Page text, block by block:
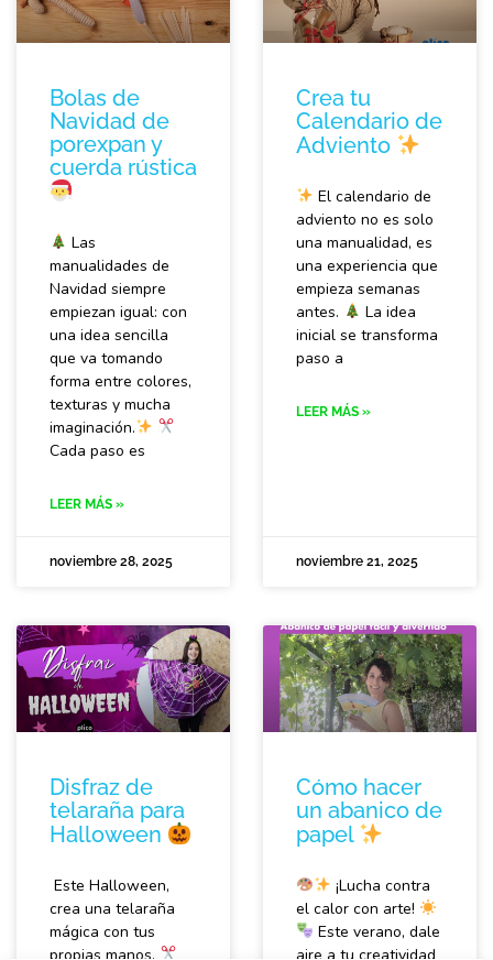
Bolas de
Navidad de
porexpan y
cuerda rústica
Las
manualidades de
Navidad siempre
empiezan igual: con
una idea sencilla
que va tomando
forma entre colores,
texturas y mucha
imaginación.
Cada paso es
LEER MÁS »
noviembre 28, 2025
Crea tu
Calendario de
Adviento
El calendario de
adviento no es solo
una manualidad, es
una experiencia que
empieza semanas
antes.
La idea
inicial se transforma
paso a
LEER MÁS »
noviembre 21, 2025
Disfraz de
telaraña para
Halloween
Este Halloween,
crea una telaraña
mágica con tus
propias manos.
Cómo hacer
un abanico de
papel
¡Lucha contra
el calor con arte!
Este verano, dale
aire a tu creatividad